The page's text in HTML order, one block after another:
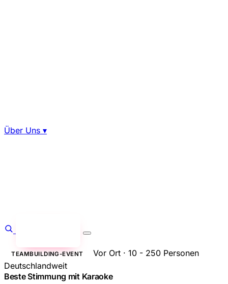
Über Uns ▾
TEAMBUILDING-EVENT
Vor Ort · 10 - 250 Personen
Deutschlandweit
Beste Stimmung mit Karaoke